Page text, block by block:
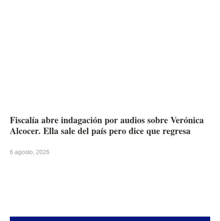
Fiscalía abre indagación por audios sobre Verónica
Alcocer. Ella sale del país pero dice que regresa
6 agosto, 2026